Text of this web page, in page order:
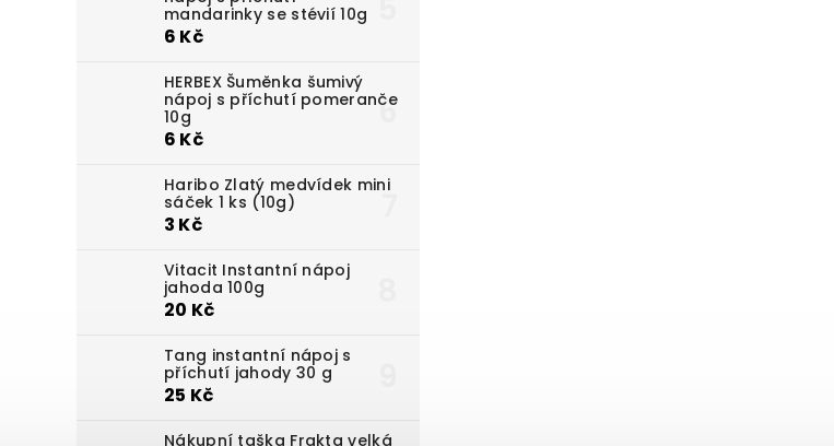
mandarinky se stévií 10g
6 Kč
HERBEX Šuměnka šumivý
nápoj s příchutí pomeranče
10g
6 Kč
Haribo Zlatý medvídek mini
sáček 1 ks (10g)
3 Kč
Vitacit Instantní nápoj
jahoda 100g
20 Kč
Tang instantní nápoj s
příchutí jahody 30 g
25 Kč
Nákupní taška Frakta velká